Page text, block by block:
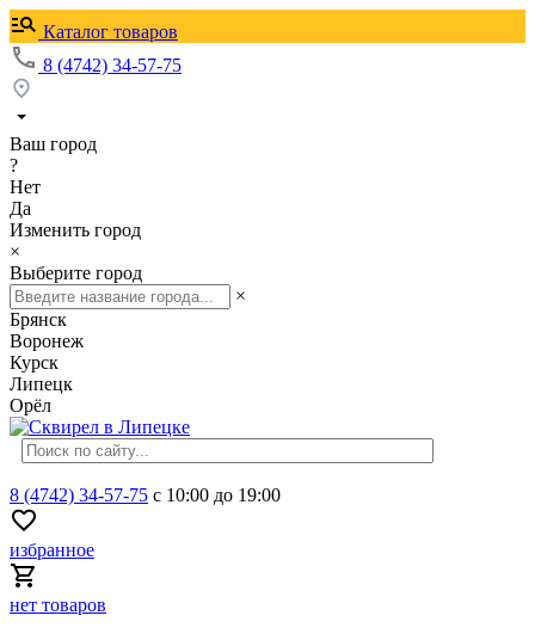
Каталог товаров
8 (4742) 34-57-75
Ваш город
?
Нет
Да
Изменить город
×
Выберите город
×
Брянск
Воронеж
Курск
Липецк
Орёл
8 (4742) 34-57-75 с 10:00 до 19:00
избранное
нет товаров